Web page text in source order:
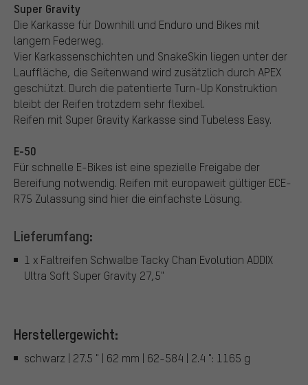
Super Gravity
Die Karkasse für Downhill und Enduro und Bikes mit
langem Federweg.
Vier Karkassenschichten und SnakeSkin liegen unter der
Lauffläche, die Seitenwand wird zusätzlich durch APEX
geschützt. Durch die patentierte Turn-Up Konstruktion
bleibt der Reifen trotzdem sehr flexibel.
Reifen mit Super Gravity Karkasse sind Tubeless Easy.
E-50
Für schnelle E-Bikes ist eine spezielle Freigabe der
Bereifung notwendig. Reifen mit europaweit gültiger ECE-
R75 Zulassung sind hier die einfachste Lösung.
Lieferumfang:
1 x Faltreifen Schwalbe Tacky Chan Evolution ADDIX
Ultra Soft Super Gravity 27,5"
Herstellergewicht:
schwarz | 27.5 " | 62 mm | 62-584 | 2.4 ": 1165 g